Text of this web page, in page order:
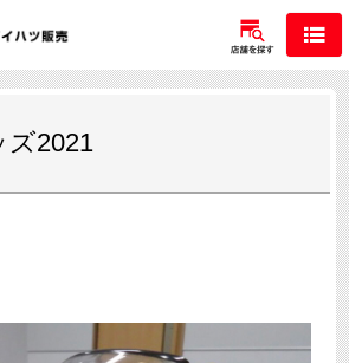
ズ2021